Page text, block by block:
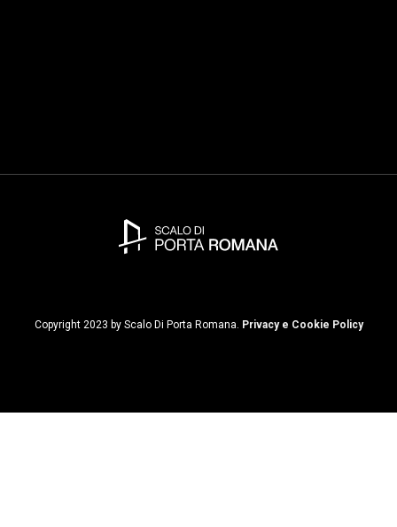
Copyright 2023 by Scalo Di Porta Romana. Privacy e Cookie Policy